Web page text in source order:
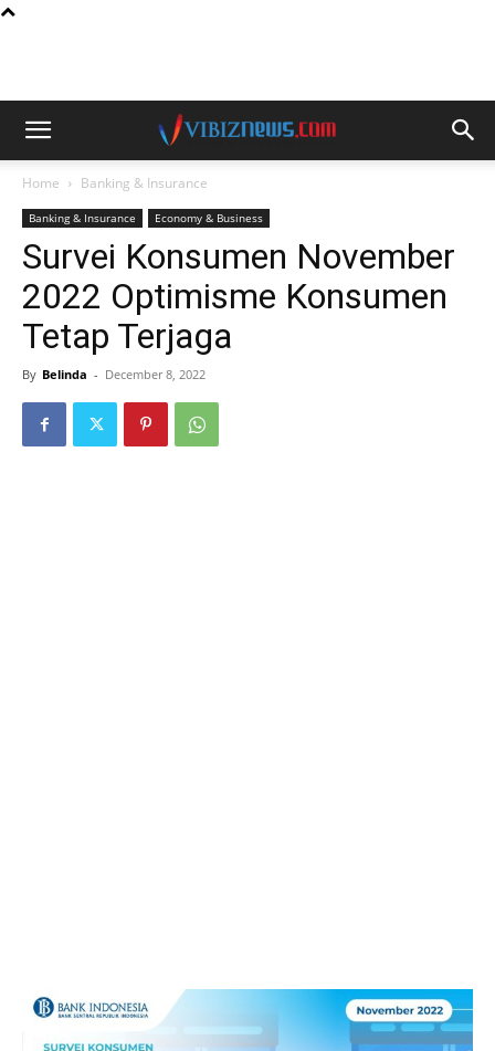
Home Banking & Insurance
Banking & Insurance Economy & Business
Survei Konsumen November
2022 Optimisme Konsumen
Tetap Terjaga
By Belinda - December 8, 2022